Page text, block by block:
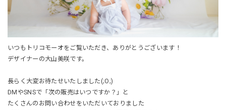
いつもトリコモーオをご覧いただき、ありがとうございます！
デザイナーの大山美咲です。
長らく大変お待たせいたしました(;O;)
DMやSNSで「次の販売はいつですか？」と
たくさんのお問い合わせをいただいておりました